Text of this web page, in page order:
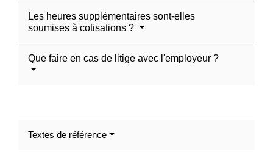
Les heures supplémentaires sont-elles
soumises à cotisations ?
Que faire en cas de litige avec l'employeur ?
Textes de référence